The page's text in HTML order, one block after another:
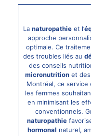
La naturopathieet l’
approche
optimale. Ce
des troubles liés au
des conseils
micronutrition et
Montréal, ce
les femmes
en minimisant les
conventionnels.
naturopathie
hormonal naturel,